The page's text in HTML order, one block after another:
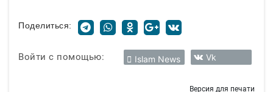
Поделиться:
Войти с помощью: Islam News Vk
Версия для печати